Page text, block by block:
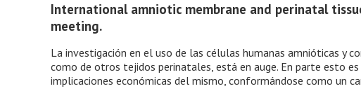
International amniotic membrane and perinatal
meeting.
La investigación en el uso de las células humanas amnióticas y
como de otros tejidos perinatales, está en auge. En parte esto
implicaciones económicas del mismo, conformándose como un